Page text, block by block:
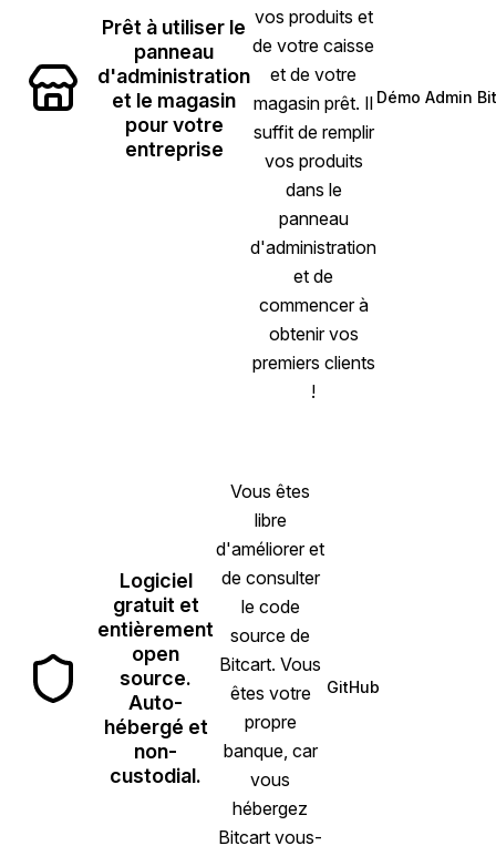
Prêt à utiliser le
panneau
d'administration
et le magasin
pour votre
entreprise
vos produits et
de votre caisse
et de votre
magasin prêt. Il
suffit de remplir
vos produits
dans le
panneau
d'administration
et de
commencer à
obtenir vos
premiers clients
!
Démo Admin
Logiciel
gratuit et
entièrement
open
source.
Auto-
hébergé et
non-
custodial.
Vous êtes
libre
d'améliorer et
de consulter
le code
source de
Bitcart. Vous
êtes votre
propre
banque, car
vous
hébergez
Bitcart vous-
GitHub(opens in new